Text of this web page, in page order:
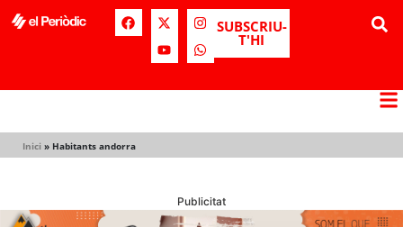
SUBSCRIU-
T'HI
Inici » Habitants andorra
Publicitat